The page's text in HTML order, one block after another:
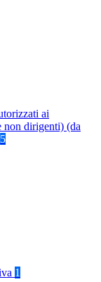
ai
non dirigenti) (da
5
1